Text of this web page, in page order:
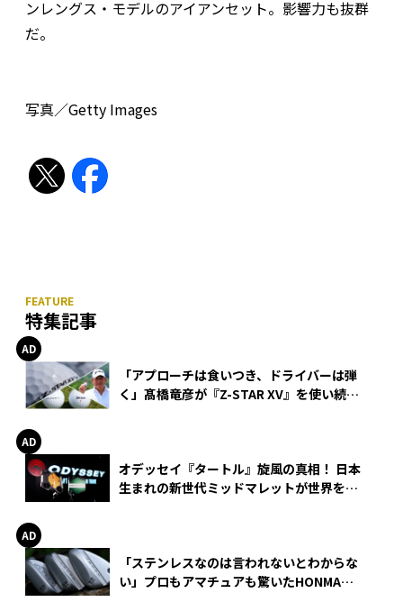
ンレングス・モデルのアイアンセット。影響力も抜群
だ。
写真／Getty Images
特集記事
「アプローチは食いつき、ドライバーは弾
く」髙橋竜彦が『Z-STAR XV』を使い続け
オデッセイ『タートル』旋風の真相！ 日本
生まれの新世代ミッドマレットが世界を席
「ステンレスなのは言われないとわからな
い」プロもアマチュアも驚いたHONMA